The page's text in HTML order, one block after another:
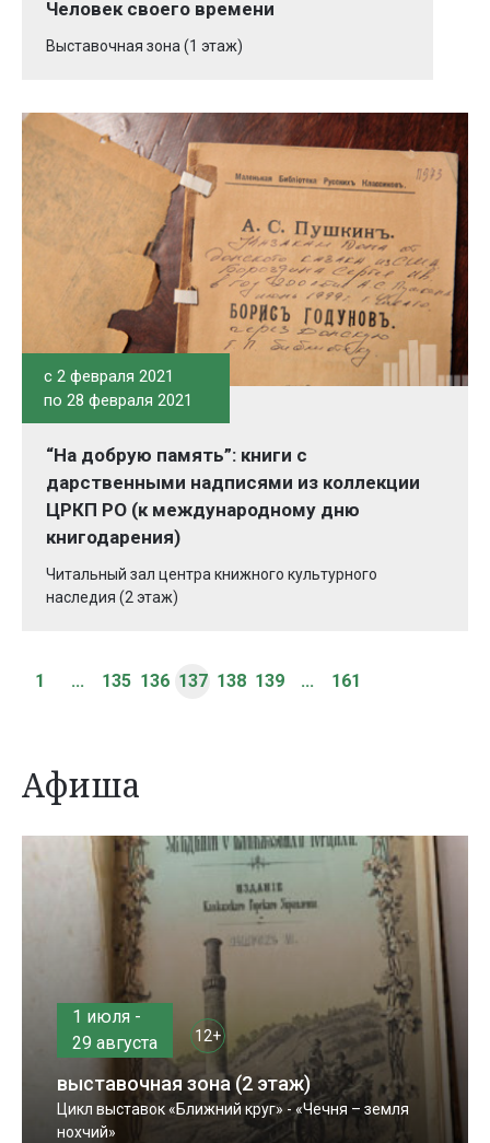
Человек своего времени
Выставочная зона (1 этаж)
c 2 февраля 2021
по 28 февраля 2021
“На добрую память”: книги с
дарственными надписями из коллекции
ЦРКП РО (к международному дню
книгодарения)
Читальный зал центра книжного культурного
наследия (2 этаж)
1 ... 135 136 137 138 139 ... 161
Афиша
1 июля -
29 августа
12+
выставочная зона (2 этаж)
Цикл выставок «Ближний круг» - «Чечня – земля
нохчий»